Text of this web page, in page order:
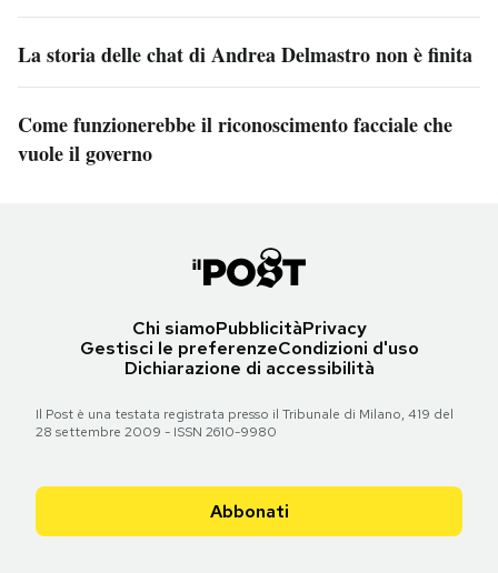
La storia delle chat di Andrea Delmastro non è finita
Come funzionerebbe il riconoscimento facciale che
vuole il governo
Chi siamoPubblicitàPrivacy
Gestisci le preferenzeCondizioni d'uso
Dichiarazione di accessibilità
Il Post è una testata registrata presso il Tribunale di Milano, 419 del
28 settembre 2009 - ISSN 2610-9980
Abbonati